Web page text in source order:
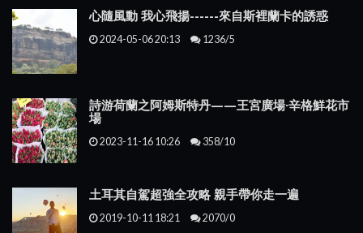
心隨風動 我心飛揚------來自斯裡蘭卡的誘惑
2024-05-06 20:13 1236/5
詩游荷蘭之阿姆斯特丹——王宮廣場·辛格鮮花市
場
2023-11-16 10:26 358/10
土耳其自駕超強全攻略 親手帶你走一遍
2019-10-11 18:21 2070/0